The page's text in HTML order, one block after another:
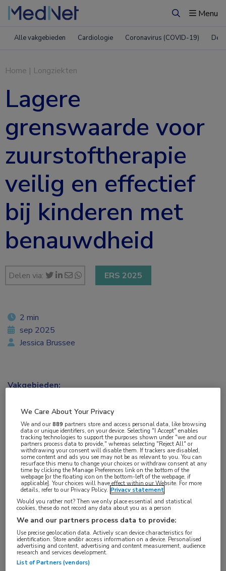
ZoekenMenu
Alle vakgebieden Cardiologie Coronavirus (COVID-19)
Home | Longziekten
Lagere
grenswaarde voor
zuurstoftherapie
veilig en effectief
bij kinderen met
benauwdheid
Delen via: ERS 2025
Als bij kinderen met benauwdheid de
grenswaarde voor zuurstoftherapie verlaagd
wordt van 92% naar 88% zuurstofsaturatie leidt
dit tot minder lange ziekenhuisopnamen, minder
belasting voor de kinderen én de mogelijkheid
om thuis veilig te herstellen. Dat concluderen
2 min
sep 2025
Jessica Brussee
Vakgebieden:
Tags:
ARDS,zuurstoftherapie
We Care About Your Privacy
We and our889 partners store and access personal data, like browsing
data or unique identifiers, on your device. Selecting "I Accept" enables
tracking technologies to support the purposes shown under "we and our
partners process data to provide," whereas selecting "Reject All" or
withdrawing your consent will disable them. If trackers are disabled,
some content and ads you see may not be as relevant to you. You can
resurface this menu to change your choices or withdraw consent at any
time by clicking the Manage Preferences link on the bottom of the
webpage [or the floating icon on the bottom-left of the webpage, if
applicable]. Your choices will have effect within our Website. For more
details, refer to our Privacy Policy. Privacy statement
Would you rather not? Then we only place essential and statistical
cookies, these do not record any data about you as a person
We and our partners process data to provide:
Use precise geolocation data. Actively scan device characteristics for
identification. Store and/or access information on a device. Personalised
advertising and content, advertising and content measurement, audience
research and services development.
List of Partners (vendors)